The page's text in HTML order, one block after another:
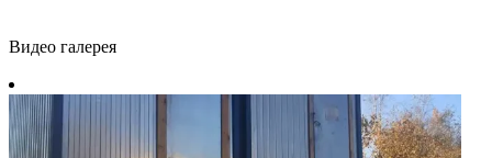
Видео галерея